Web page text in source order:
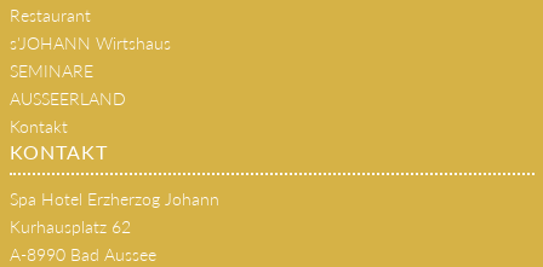
Restaurant
s'JOHANN Wirtshaus
SEMINARE
AUSSEERLAND
Kontakt
KONTAKT
Spa Hotel Erzherzog Johann
Kurhausplatz 62
A-8990 Bad Aussee